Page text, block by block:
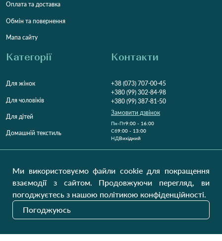
Оплата та доставка
Обмін та повернення
Мапа сайту
Категорії
Для жінок
Для чоловіків
Для дітей
Домашній текстиль
Контакти
+38 (073) 707-00-45
+380 (99) 302-84-98
+380 (99) 387-81-50
Замовити дзвінок
Пн-Пт9:00 - 16:00
Cб9:00 - 13:00
НДВихідний
Наші оновлення
Ми використовуємо файли cookie для покращення
взаємодії з сайтом. Продовжуючи перегляд, ви
погоджуєтесь з нашою політикою конфіденційності.
Погоджуюсь